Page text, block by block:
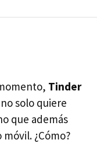
Tinder
solo quiere
que además
¿Cómo?